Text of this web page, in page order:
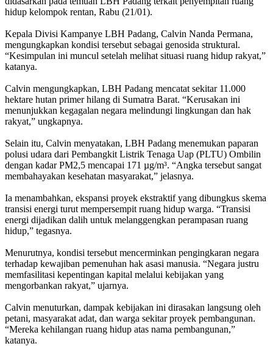
hidup kelompok rentan, Rabu (21/01).
Kepala Divisi Kampanye LBH Padang, Calvin Nanda Permana,
mengungkapkan kondisi tersebut sebagai genosida struktural.
“Kesimpulan ini muncul setelah melihat situasi ruang hidup rakyat,”
katanya.
Calvin mengungkapkan, LBH Padang mencatat sekitar 11.000
hektare hutan primer hilang di Sumatra Barat. “Kerusakan ini
menunjukkan kegagalan negara melindungi lingkungan dan hak
rakyat,” ungkapnya.
Selain itu, Calvin menyatakan, LBH Padang menemukan paparan
polusi udara dari Pembangkit Listrik Tenaga Uap (PLTU) Ombilin
dengan kadar PM2,5 mencapai 171 µg/m³. “Angka tersebut sangat
membahayakan kesehatan masyarakat,” jelasnya.
Ia menambahkan, ekspansi proyek ekstraktif yang dibungkus skema
transisi energi turut mempersempit ruang hidup warga. “Transisi
energi dijadikan dalih untuk melanggengkan perampasan ruang
hidup,” tegasnya.
Menurutnya, kondisi tersebut mencerminkan pengingkaran negara
terhadap kewajiban pemenuhan hak asasi manusia. “Negara justru
memfasilitasi kepentingan kapital melalui kebijakan yang
mengorbankan rakyat,” ujarnya.
Calvin menuturkan, dampak kebijakan ini dirasakan langsung oleh
petani, masyarakat adat, dan warga sekitar proyek pembangunan.
“Mereka kehilangan ruang hidup atas nama pembangunan,”
katanya.